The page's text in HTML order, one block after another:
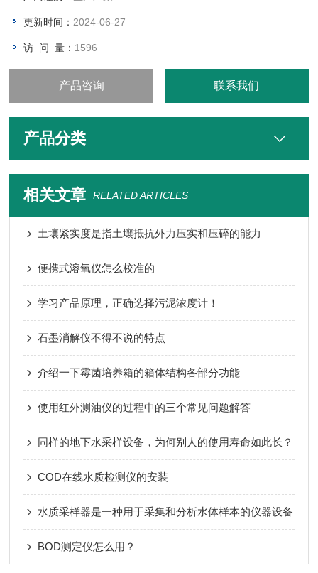
更新时间： 2024-06-27
访 问 量： 1596
产品咨询 联系我们
产品分类
相关文章 RELATED ARTICLES
土壤紧实度是指土壤抵抗外力压实和压碎的能力
便携式溶氧仪怎么校准的
学习产品原理，正确选择污泥浓度计！
石墨消解仪不得不说的特点
介绍一下霉菌培养箱的箱体结构各部分功能
使用红外测油仪的过程中的三个常见问题解答
同样的地下水采样设备，为何别人的使用寿命如此长？
COD在线水质检测仪的安装
水质采样器是一种用于采集和分析水体样本的仪器设备
BOD测定仪怎么用？